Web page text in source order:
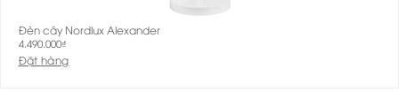
Đèn cây Nordlux Alexander
4.490.000₫
Đặt hàng